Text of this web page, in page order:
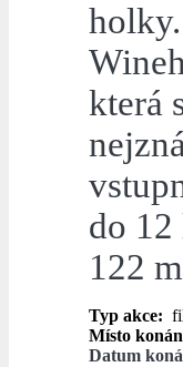
která
do 12
122
Typ akce:
Místo
Datum